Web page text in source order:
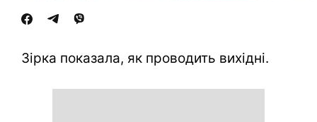
Зірка показала, як проводить вихідні.